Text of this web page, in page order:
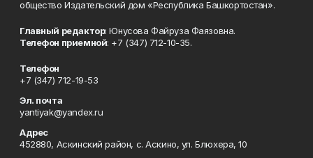
общество Издательский дом «Республика Башкортостан».
Главный редактор: Юнусова Файруза Фаязовна.
Телефон приемной: +7 (347) 712-10-35.
Телефон
+7 (347) 712-19-53
Эл. почта
yantiyak@yandex.ru
Адрес
452880, Аскинский район, с. Аскино, ул. Блюхера, 10